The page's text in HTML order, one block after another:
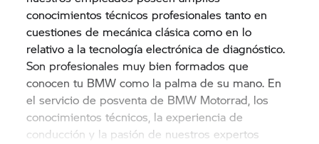
conocimientos técnicos profesionales tanto en
cuestiones de mecánica clásica como en lo
relativo a la tecnología electrónica de diagnóstico.
Son profesionales muy bien formados que
conocen tu BMW como la palma de su mano. En
el servicio de posventa de BMW Motorrad, los
conocimientos técnicos, la experiencia de
conducción y la pasión de nuestros expertos